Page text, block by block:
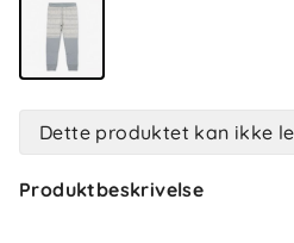
Dette produktet kan ikke
Produktbeskrivelse